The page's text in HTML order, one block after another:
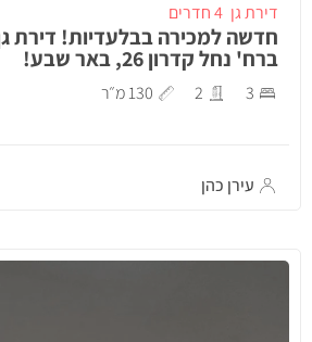
דירת גן 4 חדרים
חדשה למכירה בבלעדיות! דירת
ברח' נחל קדרון 26, באר שבע!
3
2 130 מ״ר
עירן כהן